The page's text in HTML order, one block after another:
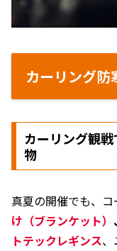
カーリング防
カーリング観
物
真夏の開催でも、コ
け（ブランケット） 、
トテックレギンス、